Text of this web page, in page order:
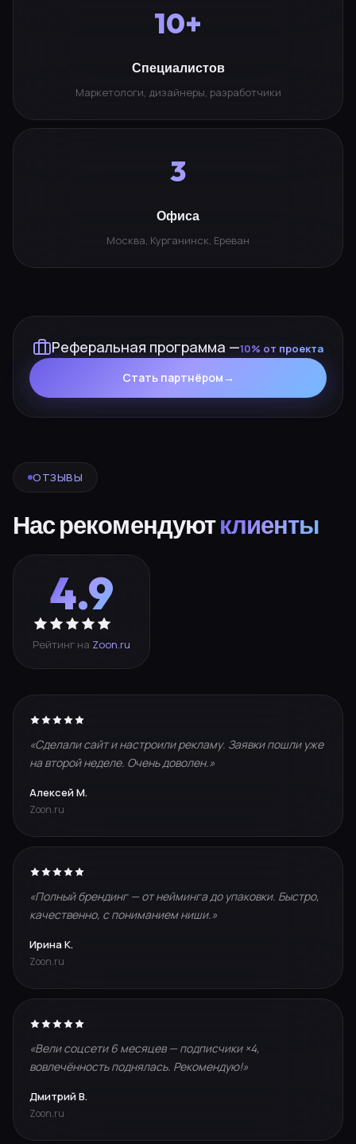
10+
Специалистов
Маркетологи, дизайнеры, разработчики
3
Офиса
Москва, Курганинск, Ереван
Реферальная программа —10% от проекта
Стать партнёром →
ОТЗЫВЫ
Нас рекомендуютклиенты
4.9
Рейтинг на Zoon.ru
«Сделали сайт и настроили рекламу. Заявки пошли уже
на второй неделе. Очень доволен.»
Алексей М.
Zoon.ru
«Полный брендинг — от нейминга до упаковки. Быстро,
качественно, с пониманием ниши.»
Ирина К.
Zoon.ru
«Вели соцсети 6 месяцев — подписчики ×4,
вовлечённость поднялась. Рекомендую!»
Дмитрий В.
Zoon.ru